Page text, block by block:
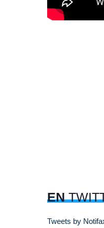
EN
Tweets by